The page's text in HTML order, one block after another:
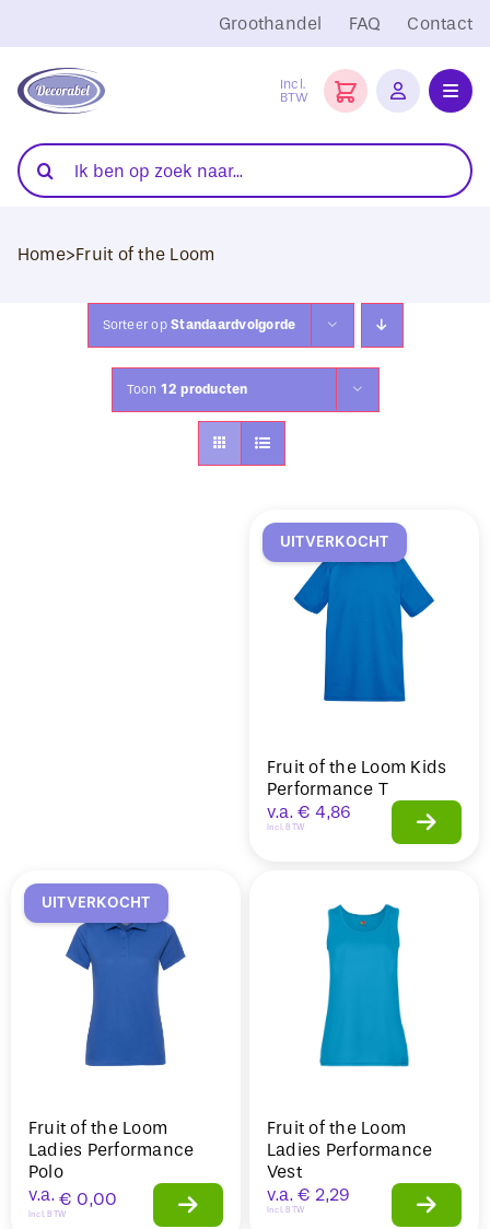
naar
inhoud
Groothandel FAQ Contact
Incl.
BTW
Folies
Transferpersen
Sublimatie
Blanco Textiel
Zoeken
naar:
Home>Fruit of the Loom
Sorteer opStandaardvolgorde
Toon 12 producten
UITVERKOCHT
Fruit of the Loom Kids
Performance T
v.a. € 4,86
Incl. BTW
UITVERKOCHT
Fruit of the Loom
Ladies Performance
Polo
v.a. € 0,00
Incl. BTW
Fruit of the Loom
Ladies Performance
Vest
v.a. € 2,29
Incl. BTW